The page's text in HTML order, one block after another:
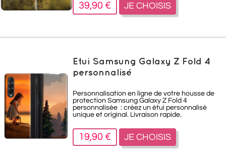
39,90 € JE CHOISIS
Etui Samsung Galaxy Z Fold 4
personnalisé
Personnalisation en ligne de votre housse de
protection Samsung Galaxy Z Fold 4
personnalisée : créez un étui personnalisé
unique et original. Livraison rapide.
19,90 € JE CHOISIS